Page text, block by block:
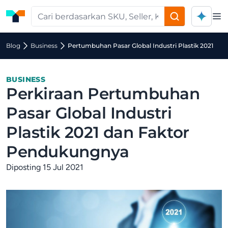
Blog Business Pertumbuhan Pasar Global Industri Plastik 2021
BUSINESS
Perkiraan Pertumbuhan
Pasar Global Industri
Plastik 2021 dan Faktor
Pendukungnya
Diposting 15 Jul 2021